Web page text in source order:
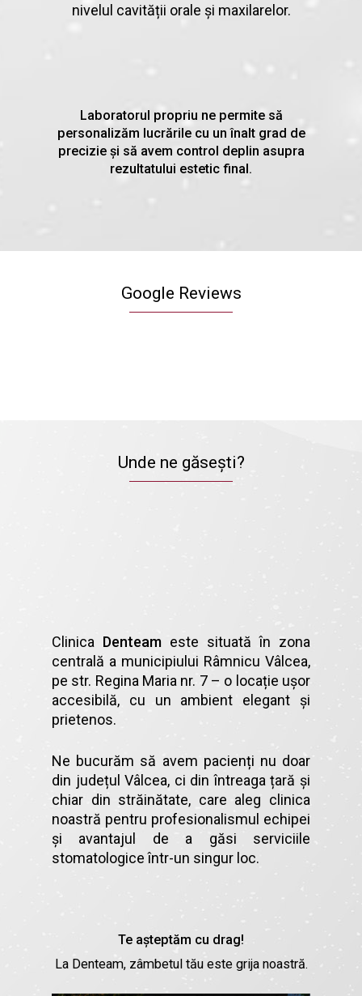
nivelul cavității orale și maxilarelor.
Laboratorul propriu ne permite să
personalizăm lucrările cu un înalt grad de
precizie și să avem control deplin asupra
rezultatului estetic final.
Google Reviews
Unde ne găsești?
Clinica Denteam este situată în zona
centrală a municipiului Râmnicu Vâlcea,
pe str. Regina Maria nr. 7 – o locație ușor
accesibilă, cu un ambient elegant și
prietenos.
Ne bucurăm să avem pacienți nu doar
din județul Vâlcea, ci din întreaga țară și
chiar din străinătate, care aleg clinica
noastră pentru profesionalismul echipei
și avantajul de a găsi serviciile
stomatologice într-un singur loc.
Te așteptăm cu drag!
La Denteam, zâmbetul tău este grija noastră.